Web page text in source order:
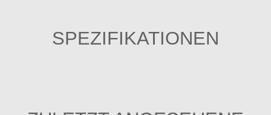
SPEZIFIKATIONEN